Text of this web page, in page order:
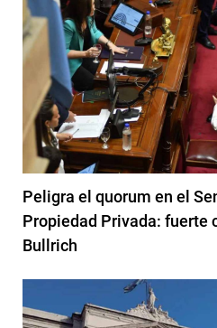
Peligra el quorum en el
Propiedad Privada: fuerte
Bullrich